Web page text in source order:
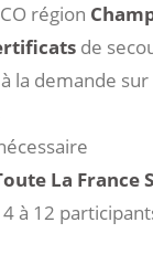
région
de
la demande sur
La France
à 12